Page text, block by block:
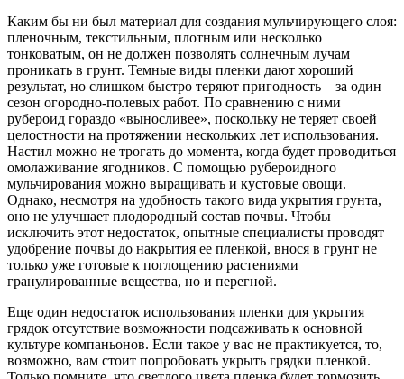
Каким бы ни был материал для создания мульчирующего слоя:
пленочным, текстильным, плотным или несколько
тонковатым, он не должен позволять солнечным лучам
проникать в грунт. Темные виды пленки дают хороший
результат, но слишком быстро теряют пригодность – за один
сезон огородно-полевых работ. По сравнению с ними
рубероид гораздо «выносливее», поскольку не теряет своей
целостности на протяжении нескольких лет использования.
Настил можно не трогать до момента, когда будет проводиться
омолаживание ягодников. С помощью рубероидного
мульчирования можно выращивать и кустовые овощи.
Однако, несмотря на удобность такого вида укрытия грунта,
оно не улучшает плодородный состав почвы. Чтобы
исключить этот недостаток, опытные специалисты проводят
удобрение почвы до накрытия ее пленкой, внося в грунт не
только уже готовые к поглощению растениями
гранулированные вещества, но и перегной.
Еще один недостаток использования пленки для укрытия
грядок отсутствие возможности подсаживать к основной
культуре компаньонов. Если такое у вас не практикуется, то,
возможно, вам стоит попробовать укрыть грядки пленкой.